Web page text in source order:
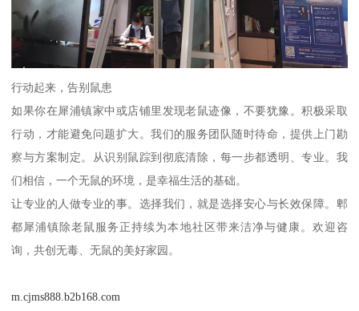
行动起来，告别鼠患
如果你在犀浦镇家中或店铺里发现老鼠迹像，不要犹豫。积极采取
行动，才能避免问题扩大。我们的服务团队随时待命，提供上门勘
察与方案制定。从识别鼠踪到彻底清除，每一步都透明、专业。我
们相信，一个无鼠的环境，是幸福生活的基础。
让专业的人做专业的事。选择我们，就是选择安心与长效保障。郫
都犀浦镇除老鼠服务正持续为本地社区带来洁净与健康。欢迎咨
询，共创无毒、无鼠的美好家园。
m.cjms888.b2b168.com